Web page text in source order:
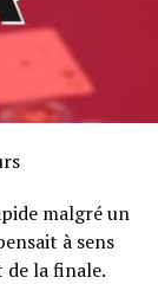
malgré un
à sens
de la finale.